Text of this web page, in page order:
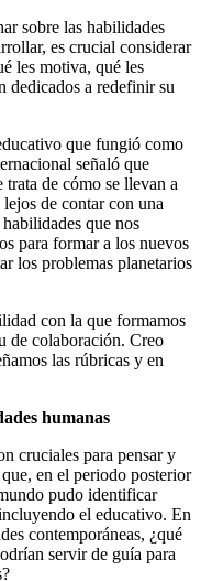
sobre las habilidades
es crucial considerar
les motiva, qué les
dedicados a redefinir su
que fungió como
señaló que
de cómo se llevan a
de contar con una
que nos
para formar a los nuevos
los problemas planetarios
con la que formamos
de colaboración. Creo
las rúbricas y en
humanas
cruciales para pensar y
en el periodo posterior
pudo identificar
el educativo. En
contemporáneas, ¿qué
servir de guía para